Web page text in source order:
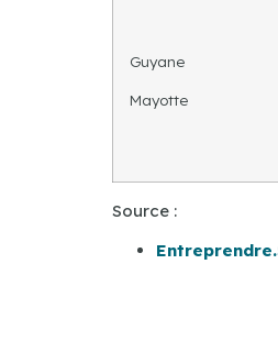
Guyane
Mayotte
Source :